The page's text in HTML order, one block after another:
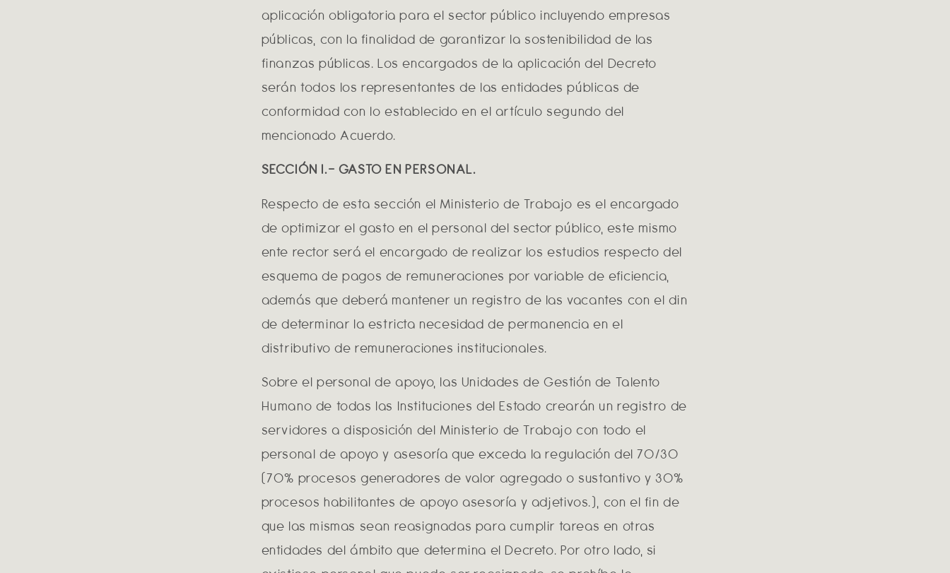
aplicación obligatoria para el sector público incluyendo empresas
públicas, con la finalidad de garantizar la sostenibilidad de las
finanzas públicas. Los encargados de la aplicación del Decreto
serán todos los representantes de las entidades públicas de
conformidad con lo establecido en el artículo segundo del
mencionado Acuerdo.
SECCIÓN I.- GASTO EN PERSONAL.
Respecto de esta sección el Ministerio de Trabajo es el encargado
de optimizar el gasto en el personal del sector público, este mismo
ente rector será el encargado de realizar los estudios respecto del
esquema de pagos de remuneraciones por variable de eficiencia,
además que deberá mantener un registro de las vacantes con el din
de determinar la estricta necesidad de permanencia en el
distributivo de remuneraciones institucionales.
Sobre el personal de apoyo, las Unidades de Gestión de Talento
Humano de todas las Instituciones del Estado crearán un registro de
servidores a disposición del Ministerio de Trabajo con todo el
personal de apoyo y asesoría que exceda la regulación del 70/30
(70% procesos generadores de valor agregado o sustantivo y 30%
procesos habilitantes de apoyo asesoría y adjetivos.), con el fin de
que las mismas sean reasignadas para cumplir tareas en otras
entidades del ámbito que determina el Decreto. Por otro lado, si